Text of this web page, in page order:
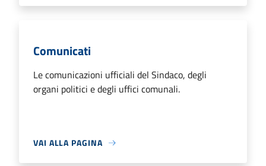
Comunicati
Le comunicazioni ufficiali del Sindaco, degli
organi politici e degli uffici comunali.
VAI ALLA PAGINA